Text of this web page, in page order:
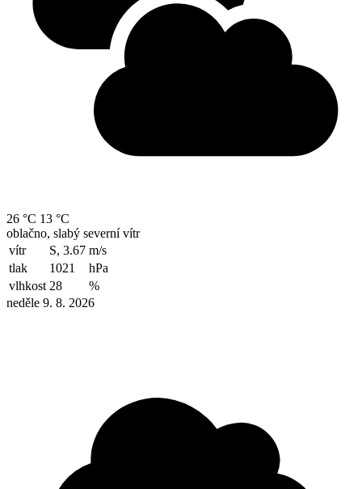
26 °C 13 °C
oblačno, slabý severní vítr
vítr
S, 3.67 m/s
tlak
1021
hPa
vlhkost 28
%
neděle 9. 8. 2026